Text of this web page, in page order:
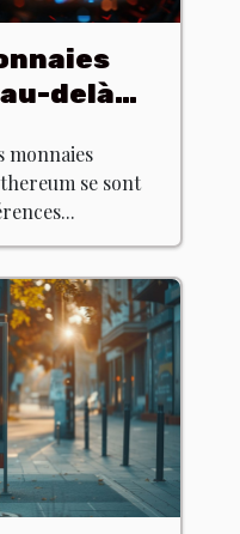
delà
gagnent
monnaies
se sont